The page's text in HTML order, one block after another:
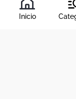
Inicio